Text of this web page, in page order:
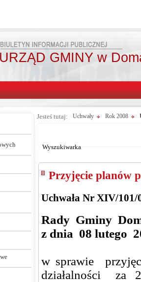
URZĄD GMINY w
Jesteś tutaj: Uchwały Rok 2008
Wyszukiwarka
Przyjęcie planów
Uchwała Nr XIV/101/
Rady Gminy
z dnia 08 lutego
w sprawie
działalności za